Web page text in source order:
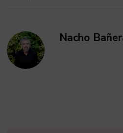
Nacho